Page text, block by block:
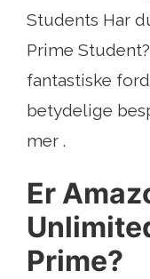
Students Har
Prime
fantastiske
betydelige
mer .
Er
Prime?